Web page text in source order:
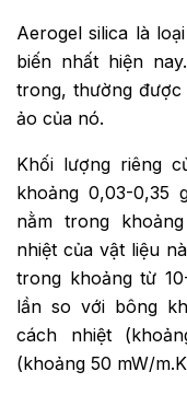
Aerogel silica là
biến nhất hiện
trong, thường được
ảo của nó.
Khối lượng riêng
khoảng 0,03-0,35
nằm trong
nhiệt của vật liệu
trong khoảng từ
lần so với bông
cách nhiệt
(khoảng 50 mW/